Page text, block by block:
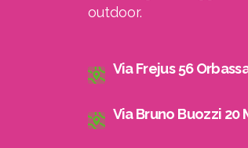
outdoor.
Via Frejus 56
Via Bruno Buozzi 20